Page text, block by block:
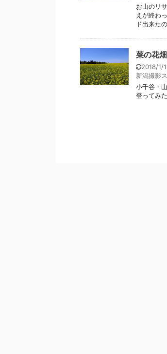
お山のリ
えが終わ
ド出来た
菜の花
2018/1/
新潟撮影
小千谷・
登ってみ